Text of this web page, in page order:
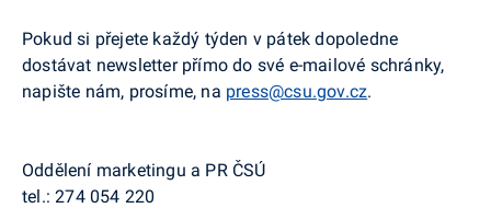
Pokud si přejete každý týden v pátek dopoledne
dostávat newsletter přímo do své e-mailové schránky,
napište nám, prosíme, na press@csu.gov.cz.
Oddělení marketingu a PR ČSÚ
tel.: 274 054 220